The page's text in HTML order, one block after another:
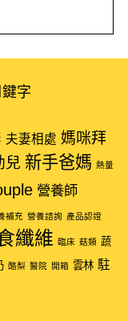
字
夫妻相處 媽咪拜
兒 新手爸媽 熱量
營養師
補充 營養諮詢 產品認證
纖維 臨床 菇類 蔬
酪梨 醫院 開箱 雲林 駐